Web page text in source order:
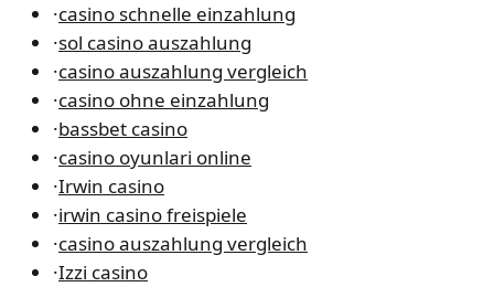
·casino schnelle einzahlung
·sol casino auszahlung
·casino auszahlung vergleich
·casino ohne einzahlung
·bassbet casino
·casino oyunlari online
·Irwin casino
·irwin casino freispiele
·casino auszahlung vergleich
·Izzi casino